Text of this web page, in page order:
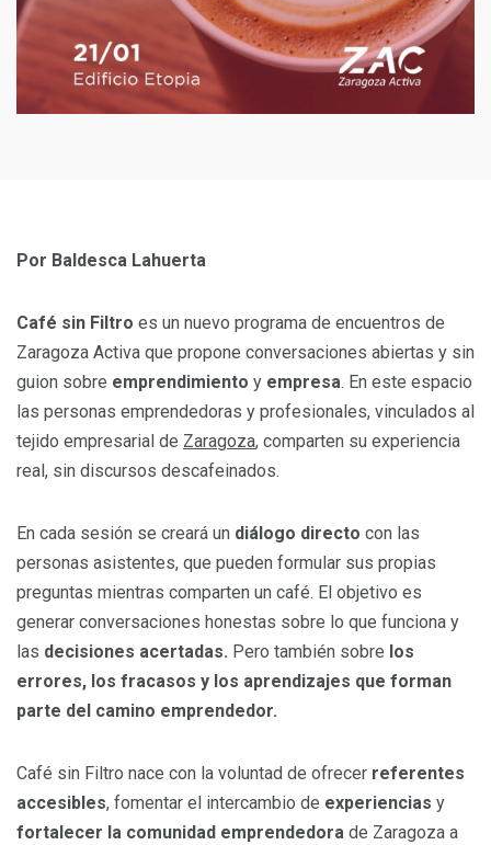
Por Baldesca Lahuerta
Café sin Filtro es un nuevo programa de encuentros de
Zaragoza Activa que propone conversaciones abiertas y sin
guion sobre emprendimiento y empresa. En este espacio
las personas emprendedoras y profesionales, vinculados al
tejido empresarial de Zaragoza, comparten su experiencia
real, sin discursos descafeinados.
En cada sesión se creará un diálogo directo con las
personas asistentes, que pueden formular sus propias
preguntas mientras comparten un café. El objetivo es
generar conversaciones honestas sobre lo que funciona y
las decisiones acertadas. Pero también sobre los
errores, los fracasos y los aprendizajes que forman
parte del camino emprendedor.
Café sin Filtro nace con la voluntad de ofrecer referentes
accesibles, fomentar el intercambio de experiencias y
fortalecer la comunidad emprendedora de Zaragoza a